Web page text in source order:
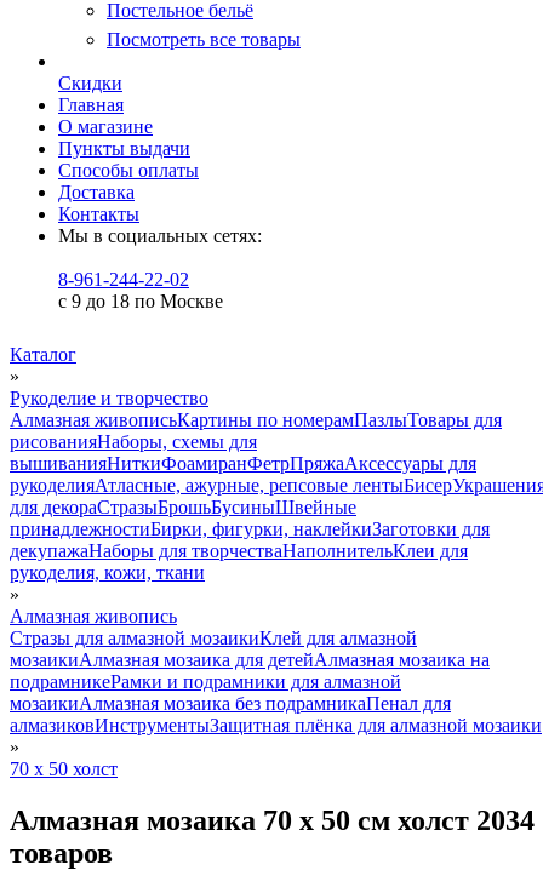
Постельное бельё
Посмотреть все товары
Скидки
Главная
О магазине
Пункты выдачи
Способы оплаты
Доставка
Контакты
Мы в социальных сетях:
8-961-244-22-02
с 9 до 18 по Москве
Каталог
»
Рукоделие и творчество
Алмазная живописьКартины по номерамПазлыТовары для
рисованияНаборы, схемы для
вышиванияНиткиФоамиранФетрПряжаАксессуары для
рукоделияАтласные, ажурные, репсовые лентыБисер
для декораСтразыБрошьБусиныШвейные
принадлежностиБирки, фигурки, наклейкиЗаготовки для
декупажаНаборы для творчестваНаполнительКлеи для
рукоделия, кожи, ткани
»
Алмазная живопись
Стразы для алмазной мозаикиКлей для алмазной
мозаикиАлмазная мозаика для детейАлмазная мозаика на
подрамникеРамки и подрамники для алмазной
мозаикиАлмазная мозаика без подрамникаПенал для
алмазиковИнструментыЗащитная плёнка для алмазной мозаики
»
70 x 50 холст
Алмазная мозаика 70 x 50 см холст 2034
товаров